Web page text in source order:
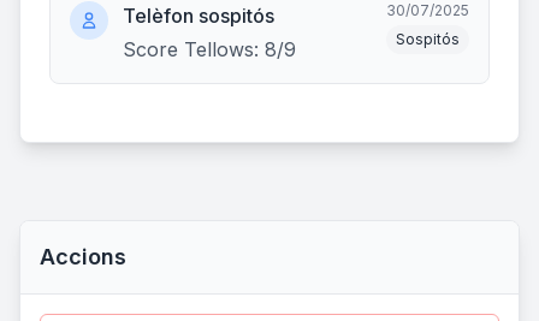
Telèfon sospitós
Score Tellows: 8/9
30/07/2025
Sospitós
Accions